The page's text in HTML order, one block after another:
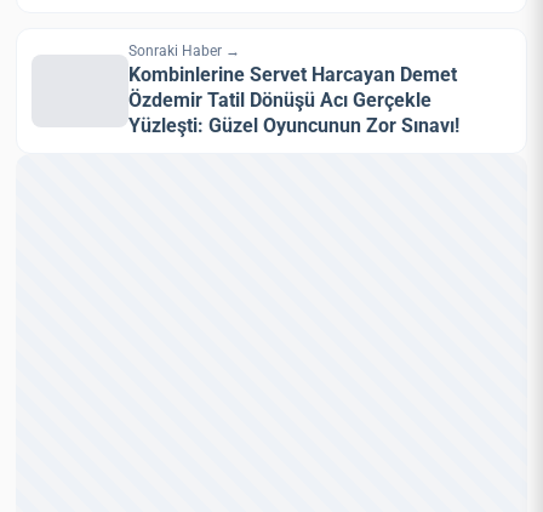
Sonraki Haber →
Kombinlerine Servet Harcayan Demet
Özdemir Tatil Dönüşü Acı Gerçekle
Yüzleşti: Güzel Oyuncunun Zor Sınavı!